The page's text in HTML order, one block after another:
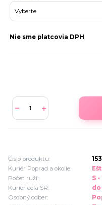
Nie sme platcovia DPH
Číslo produktu:
153
Kuriér Poprad a okolie:
Počet ruží:
S -
Kuriér celá SR:
do
Osobný odber: